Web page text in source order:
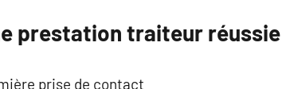
prestation traiteur réussie
prise de contact